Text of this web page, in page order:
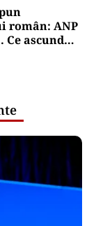
român: ANP
Ce ascund